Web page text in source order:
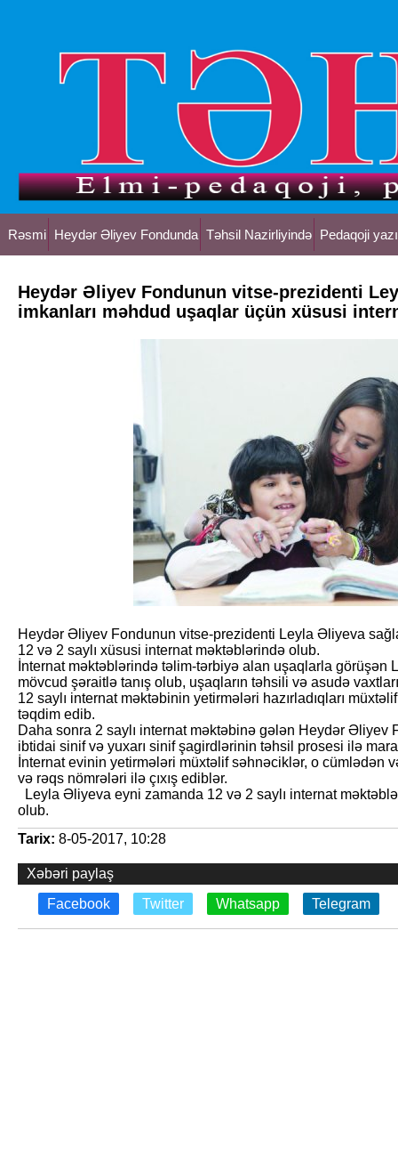
Rəsmi Heydər Əliyev Fondunda Təhsil Nazirliyində Pedaqoji
Heydər Əliyev Fondunun vitse-prezidenti
imkanları məhdud uşaqlar üçün xüsusi
Heydər Əliyev Fondunun vitse-prezidenti Leyla Əliyeva
12 və 2 saylı xüsusi internat məktəblərində olub.
İnternat məktəblərində təlim-tərbiyə alan uşaqlarla görüşən
mövcud şəraitlə tanış olub, uşaqların təhsili və asudə
12 saylı internat məktəbinin yetirmələri hazırladıqları
təqdim edib.
Daha sonra 2 saylı internat məktəbinə gələn Heydər
ibtidai sinif və yuxarı sinif şagirdlərinin təhsil prosesi ilə
İnternat evinin yetirmələri müxtəlif səhnəciklər, o cümlədən
və rəqs nömrələri ilə çıxış ediblər.
Leyla Əliyeva eyni zamanda 12 və 2 saylı internat
olub.
Tarix: 8-05-2017, 10:28
Xəbəri paylaş
Facebook
Twitter Whatsapp Telegram